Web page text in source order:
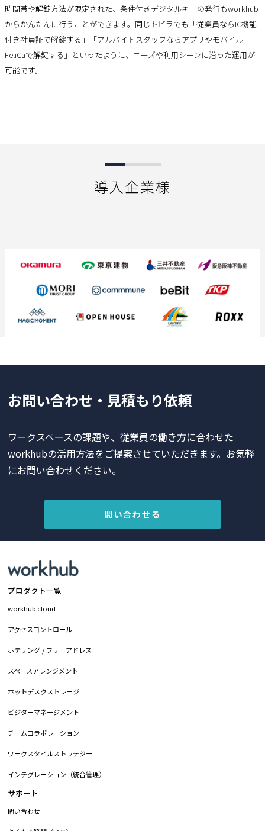
時間帯や解錠方法が限定された、条件付きデジタルキーの発行もworkhub
からかんたんに行うことができます。同じトビラでも「従業員ならIC機能
付き社員証で解錠する」「アルバイトスタッフならアプリやモバイル
FeliCaで解錠する」といったように、ニーズや利用シーンに沿った運用が
可能です。
導入企業様
お問い合わせ・見積もり依頼
ワークスペースの課題や、従業員の働き方に合わせた
workhubの活用方法をご提案させていただきます。お気軽
にお問い合わせください。
問い合わせる
プロダクト一覧
workhub cloud
アクセスコントロール
ホテリング / フリーアドレス
スペースアレンジメント
ホットデスクストレージ
ビジターマネージメント
チームコラボレーション
ワークスタイルストラテジー
インテグレーション（統合管理）
サポート
問い合わせ